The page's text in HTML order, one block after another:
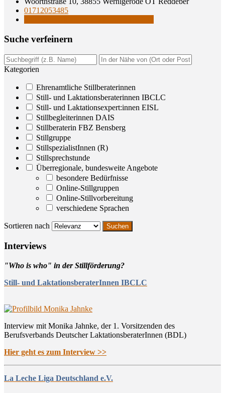
01712053485
Suche ver­fei­nern
Kategorien
Ehrenamtliche Stillberaterinnen
Still- und Laktationsberaterinnen IBCLC
Still- und Laktationsexpert:innen EISL
Stillbegleiterinnen DAIS
Stillberaterin FBZ Bensberg
Stillgruppe
StillspezialistInnen (R)
Stillsprechstunde
Überregionale, bundesweite Angebote
besondere Bedürfnisse
Online-Stillgruppen
Online-Stillvorbereitung
verschiedene Sprachen
Sortieren nach
Inter­views
"Who is who" in der Stillförderung?
Still- und LaktationsberaterInnen IBCLC
Interview mit Monika Jahnke, der 1. Vorsitzenden des
Berufsverbands Deutscher LaktationsberaterInnen (BDL)
Hier geht es zum Interview >>
La Leche Liga Deutschland e.V.